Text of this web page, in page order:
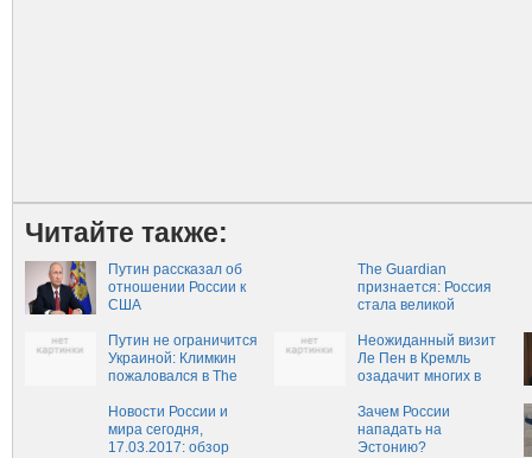
Читайте также:
Путин рассказал об
отношении России к
США
The Guardian
признается: Россия
стала великой
Путин не ограничится
Украиной: Климкин
пожаловался в The
Неожиданный визит
Ле Пен в Кремль
озадачит многих в
Новости России и
мира сегодня,
17.03.2017: обзор
Зачем России
нападать на
Эстонию?